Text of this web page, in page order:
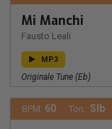
Mi Manchi
Fausto Leali
MP3
Originale Tune (eb)
BPM: 60 Ton.: SIb